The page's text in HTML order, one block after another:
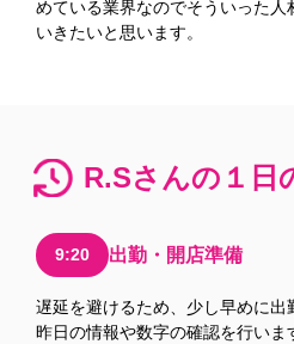
めている業界なのでそういった人
いきたいと思います。
R.Sさんの１日
9:20 出勤・開店準備
遅延を避けるため、少し早めに出
昨日の情報や数字の確認を行いま